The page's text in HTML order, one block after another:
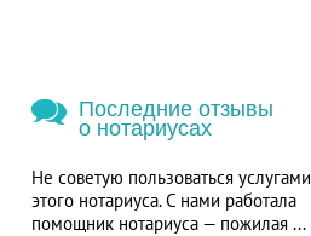
Последние отзывы
о нотариусах
Не советую пользоваться услугами
этого нотариуса. С нами работала
помощник нотариуса — пожилая ...